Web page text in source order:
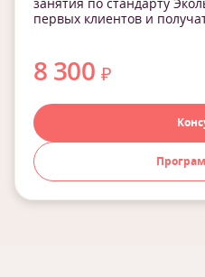
первых клиентов и
8 300 ₽